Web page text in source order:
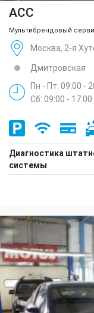
ACC
Мультибрендовый
Москва, 2-я
Дмитровская
Пн - Пт: 09:00 -
Сб: 09:00 - 17:00
Диагностика
системы